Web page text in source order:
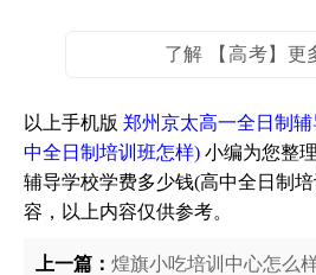
了解 【高考】更
以上手机版 郑州京太高一全日制
中全日制培训班怎样) 小编为您整
辅导学校学费多少钱(高中全日制
容，以上内容仅供参考。
上一篇： 煌旗小吃培训中心怎么